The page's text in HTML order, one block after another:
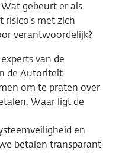
gebeurt er als
risico’s met zich
verantwoordelijk?
van de
de Autoriteit
om te praten over
Waar ligt de
en
betalen transparant